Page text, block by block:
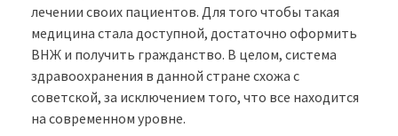
лечении своих пациентов. Для того чтобы такая
медицина стала доступной, достаточно оформить
ВНЖ и получить гражданство. В целом, система
здравоохранения в данной стране схожа с
советской, за исключением того, что все находится
на современном уровне.